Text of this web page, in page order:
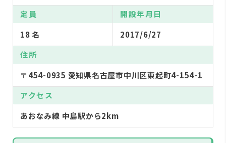
定員
18 名
開設年月日
2017/6/27
住所
〒454-0935 愛知県名古屋市中川区東起町4-154-1
アクセス
あおなみ線 中島駅から2km